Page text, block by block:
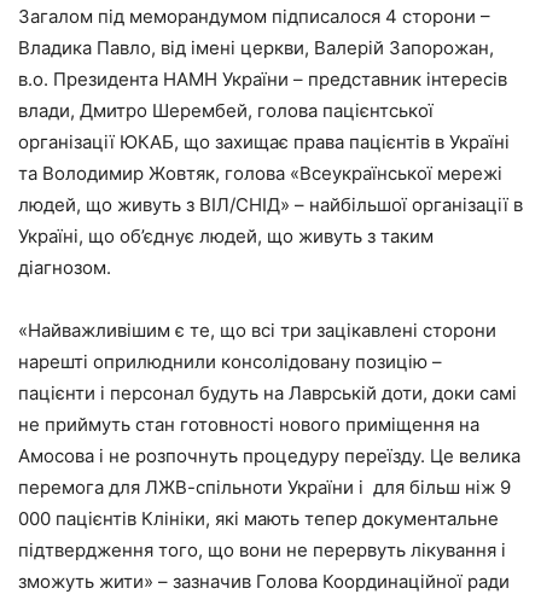
Загалом під меморандумом підписалося 4 сторони –
Владика Павло, від імені церкви, Валерій Запорожан,
в.о. Президента НАМН України – представник інтересів
влади, Дмитро Шерембей, голова пацієнтської
організації ЮКАБ, що захищає права пацієнтів в Україні
та Володимир Жовтяк, голова «Всеукраїнської мережі
людей, що живуть з ВІЛ/СНІД» – найбільшої організації в
Україні, що об’єднує людей, що живуть з таким
діагнозом.
«Найважливішим є те, що всі три зацікавлені сторони
нарешті оприлюднили консолідовану позицію –
пацієнти і персонал будуть на Лаврській доти, доки самі
не приймуть стан готовності нового приміщення на
Амосова і не розпочнуть процедуру переїзду. Це велика
перемога для ЛЖВ-спільноти України і для більш ніж 9
000 пацієнтів Клініки, які мають тепер документальне
підтвердження того, що вони не перервуть лікування і
зможуть жити» – зазначив Голова Координаційної ради